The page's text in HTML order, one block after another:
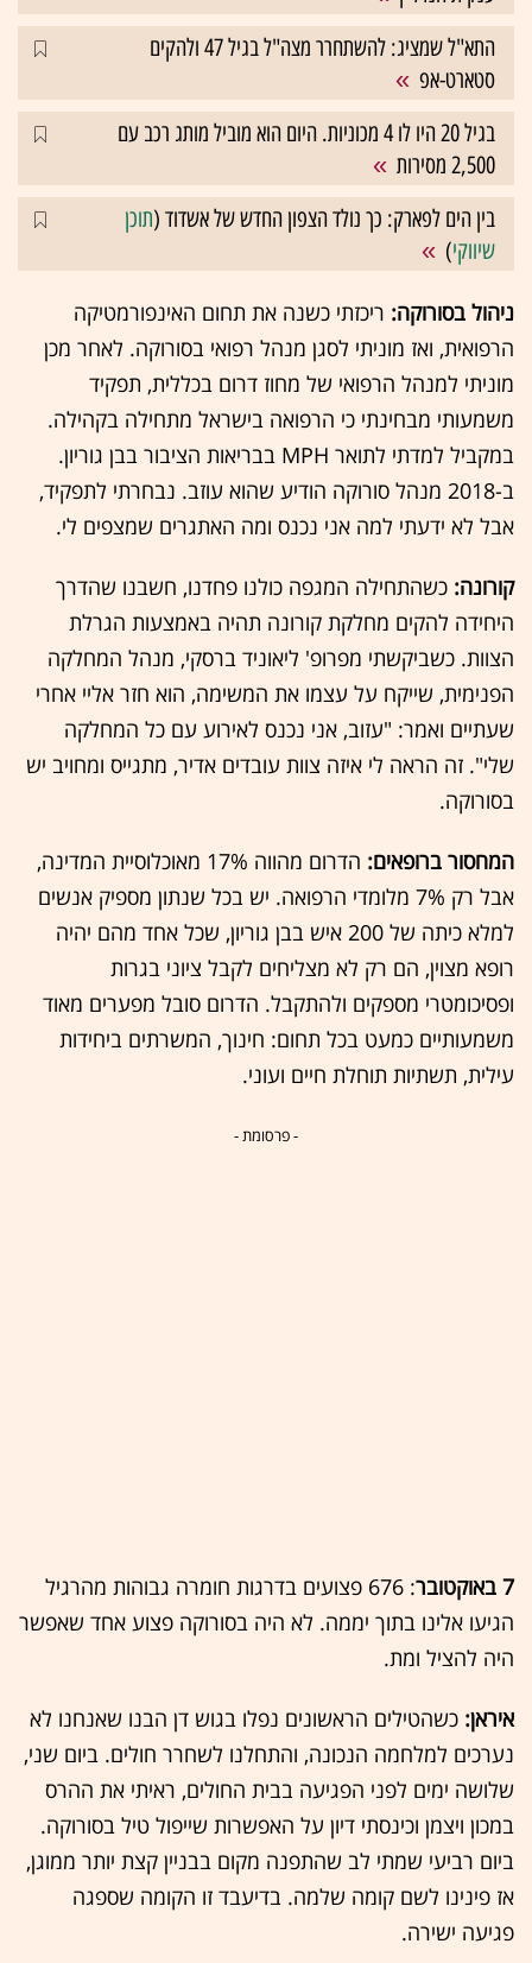
התא"ל שמציג: להשתחרר מצה"ל בגיל 47 ולהקים
סטארט-אפ
בגיל 20 היו לו 4 מכוניות. היום הוא מוביל מותג רכב עם
2,500 מסירות
בין הים לפארק: כך נולד הצפון החדש של אשדוד (תוכן
שיווקי)
ניהול בסורוקה: ריכזתי כשנה את תחום האינפורמטיקה
הרפואית, ואז מוניתי לסגן מנהל רפואי בסורוקה. לאחר מכן
מוניתי למנהל הרפואי של מחוז דרום בכללית, תפקיד
משמעותי מבחינתי כי הרפואה בישראל מתחילה בקהילה.
במקביל למדתי לתואר MPH בבריאות הציבור בבן גוריון.
ב-2018 מנהל סורוקה הודיע שהוא עוזב. נבחרתי לתפקיד,
אבל לא ידעתי למה אני נכנס ומה האתגרים שמצפים לי.
קורונה: כשהתחילה המגפה כולנו פחדנו, חשבנו שהדרך
היחידה להקים מחלקת קורונה תהיה באמצעות הגרלת
הצוות. כשביקשתי מפרופ' ליאוניד ברסקי, מנהל המחלקה
הפנימית, שייקח על עצמו את המשימה, הוא חזר אליי אחרי
שעתיים ואמר: "עזוב, אני נכנס לאירוע עם כל המחלקה
שלי". זה הראה לי איזה צוות עובדים אדיר, מתגייס ומחויב יש
בסורוקה.
המחסור ברופאים:
הדרום מהווה 17% מאוכלוסיית המדינה,
אבל רק 7% מלומדי הרפואה. יש בכל שנתון מספיק אנשים
למלא כיתה של 200 איש בבן גוריון, שכל אחד מהם יהיה
רופא מצוין, הם רק לא מצליחים לקבל ציוני בגרות
ופסיכומטרי מספקים ולהתקבל. הדרום סובל מפערים מאוד
משמעותיים כמעט בכל תחום: חינוך, המשרתים ביחידות
עילית, תשתיות תוחלת חיים ועוני.
- פרסומת -
7 באוקטובר
: 676 פצועים בדרגות חומרה גבוהות מהרגיל
הגיעו אלינו בתוך יממה. לא היה בסורוקה פצוע אחד שאפשר
היה להציל ומת.
איראן: כשהטילים הראשונים נפלו בגוש דן הבנו שאנחנו לא
נערכים למלחמה הנכונה, והתחלנו לשחרר חולים. ביום שני,
שלושה ימים לפני הפגיעה בבית החולים, ראיתי את ההרס
במכון ויצמן וכינסתי דיון על האפשרות שייפול טיל בסורוקה.
ביום רביעי שמתי לב שהתפנה מקום בבניין קצת יותר ממוגן,
אז פינינו לשם קומה שלמה. בדיעבד זו הקומה שספגה
פגיעה ישירה.